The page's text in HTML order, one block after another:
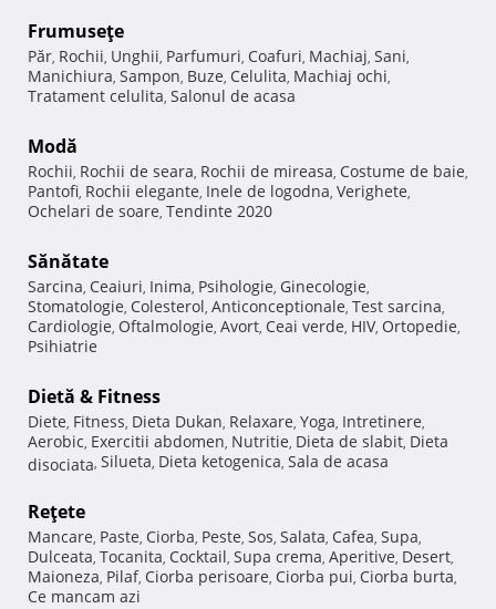
Frumuseţe
Păr, Rochii, Unghii, Parfumuri, Coafuri, Machiaj, Sani,
Manichiura, Sampon, Buze, Celulita, Machiaj ochi,
Tratament celulita, Salonul de acasa
Modă
Rochii, Rochii de seara, Rochii de mireasa, Costume de baie,
Pantofi, Rochii elegante, Inele de logodna, Verighete,
Ochelari de soare, Tendinte 2020
Sănătate
Sarcina, Ceaiuri, Inima, Psihologie, Ginecologie,
Stomatologie, Colesterol, Anticonceptionale, Test sarcina,
Cardiologie, Oftalmologie, Avort, Ceai verde, HIV, Ortopedie,
Psihiatrie
Dietă & Fitness
Diete, Fitness, Dieta Dukan, Relaxare, Yoga, Intretinere,
Aerobic, Exercitii abdomen, Nutritie, Dieta de slabit, Dieta
disociata, Silueta, Dieta ketogenica, Sala de acasa
Reţete
Mancare, Paste, Ciorba, Peste, Sos, Salata, Cafea, Supa,
Dulceata, Tocanita, Cocktail, Supa crema, Aperitive, Desert,
Maioneza, Pilaf, Ciorba perisoare, Ciorba pui, Ciorba burta,
Ce mancam azi